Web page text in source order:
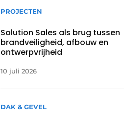
PROJECTEN
Solution Sales als brug tussen
brandveiligheid, afbouw en
ontwerpvrijheid
10 juli 2026
DAK & GEVEL